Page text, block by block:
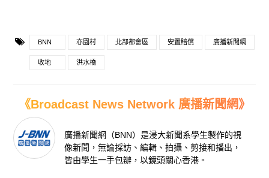
BNN 亦園村 北部都會區 安置賠償 廣播新聞網
收地 洪水橋
《Broadcast News Network 廣播新聞網》
廣播新聞網（BNN）是浸大新聞系學生製作的視
像新聞，無論採訪、編輯、拍攝、剪接和播出，
皆由學生一手包辦，以鏡頭關心香港。